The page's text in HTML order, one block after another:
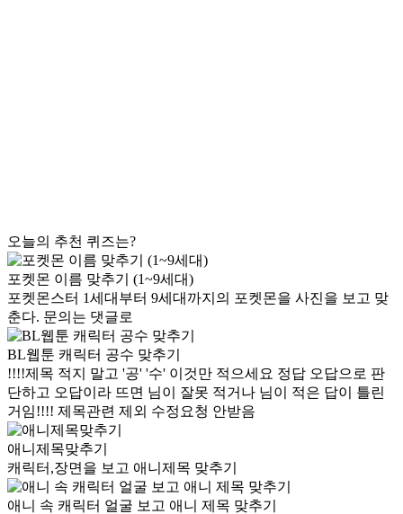
오늘의 추천 퀴즈는?
포켓몬 이름 맞추기 (1~9세대)
포켓몬스터 1세대부터 9세대까지의 포켓몬을 사진을 보고 맞
춘다. 문의는 댓글로
BL웹툰 캐릭터 공수 맞추기
!!!!제목 적지 말고 '공' '수' 이것만 적으세요 정답 오답으로 판
단하고 오답이라 뜨면 님이 잘못 적거나 님이 적은 답이 틀린
거임!!!! 제목관련 제외 수정요청 안받음
애니제목맞추기
캐릭터,장면을 보고 애니제목 맞추기
애니 속 캐릭터 얼굴 보고 애니 제목 맞추기